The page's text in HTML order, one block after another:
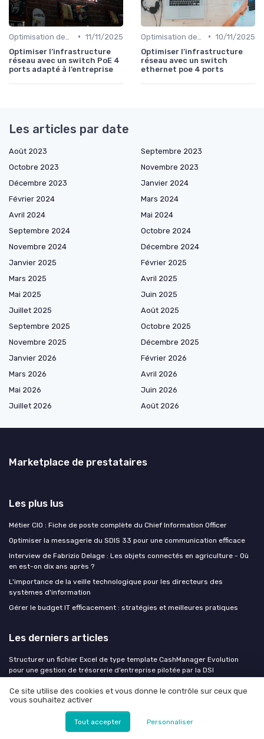
• 11/11/2025
Optimiser l’infrastructure
réseau avec un switch PoE 4
ports adapté à l’entreprise
• 10/11/2025
Optimiser l’infrastructure
réseau avec un switch
ethernet poe 4 ports
Les articles par date
Août 2023
Septembre 2023
Octobre 2023
Novembre 2023
Décembre 2023
Janvier 2024
Février 2024
Mars 2024
Avril 2024
Mai 2024
Septembre 2024
Octobre 2024
Novembre 2024
Décembre 2024
Janvier 2025
Février 2025
Mars 2025
Avril 2025
Mai 2025
Juin 2025
Juillet 2025
Août 2025
Septembre 2025
Octobre 2025
Novembre 2025
Décembre 2025
Janvier 2026
Février 2026
Mars 2026
Avril 2026
Mai 2026
Juin 2026
Juillet 2026
Août 2026
Marketplace de prestataires
Les plus lus
Métier CIO : Fiche de poste complète du Chief Information Officer
Optimiser la messagerie du SDIS 33 pour une communication efficace
Interview de Fabrizio Delage : Les objets connectés en agriculture - Où
en est-on dix ans après ?
L'importance de la veille technologique pour les directeurs des
systèmes d'information
Gérer le budget IT efficacement : stratégies et meilleures pratiques
Les derniers articles
Structurer un fichier Excel de type template CashManager Evolution
pour une gestion de trésorerie d’entreprise pilotée par la DSI
de la trésorerie d’entreprise
Élaborer un plan de contenu multicanal à Paris pour un SI orienté client
Plan d'action européen cybersécurité et IA : ce que les DSI des secteurs
Ce site utilise des cookies et vous donne le contrôle sur ceux que
vous souhaitez activer
Tout accepter Personnaliser